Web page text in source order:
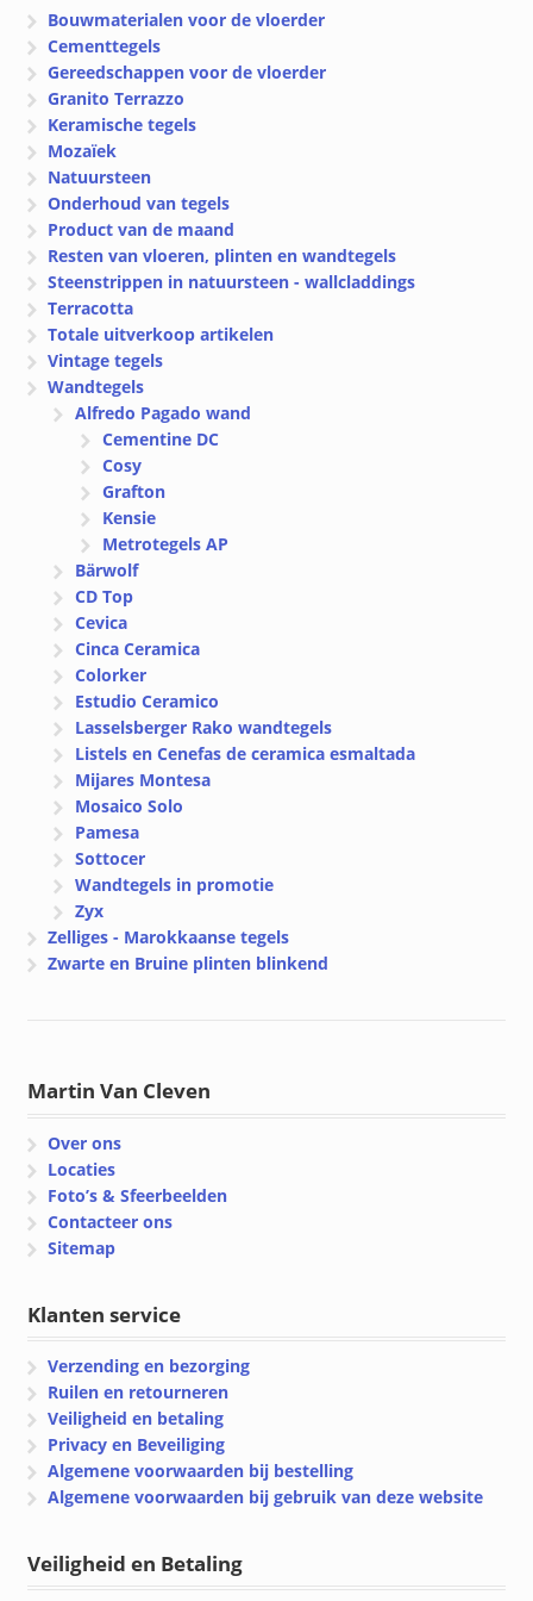
Bouwmaterialen voor de vloerder
Cementtegels
Gereedschappen voor de vloerder
Granito Terrazzo
Keramische tegels
Mozaïek
Natuursteen
Onderhoud van tegels
Product van de maand
Resten van vloeren, plinten en wandtegels
Steenstrippen in natuursteen - wallcladdings
Terracotta
Totale uitverkoop artikelen
Vintage tegels
Wandtegels
Alfredo Pagado wand
Cementine DC
Cosy
Grafton
Kensie
Metrotegels AP
Bärwolf
CD Top
Cevica
Cinca Ceramica
Colorker
Estudio Ceramico
Lasselsberger Rako wandtegels
Listels en Cenefas de ceramica esmaltada
Mijares Montesa
Mosaico Solo
Pamesa
Sottocer
Wandtegels in promotie
Zyx
Zelliges - Marokkaanse tegels
Zwarte en Bruine plinten blinkend
Martin Van Cleven
Over ons
Locaties
Foto’s & Sfeerbeelden
Contacteer ons
Sitemap
Klanten service
Verzending en bezorging
Ruilen en retourneren
Veiligheid en betaling
Privacy en Beveiliging
Algemene voorwaarden bij bestelling
Algemene voorwaarden bij gebruik van deze website
Veiligheid en Betaling